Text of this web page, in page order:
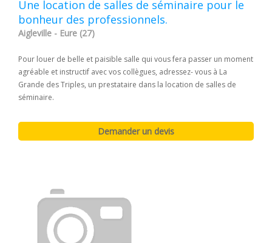
Une location de salles de séminaire pour le
bonheur des professionnels.
Aigleville - Eure (27)
Pour louer de belle et paisible salle qui vous fera passer un moment
agréable et instructif avec vos collègues, adressez- vous à La
Grande des Triples, un prestataire dans la location de salles de
séminaire.